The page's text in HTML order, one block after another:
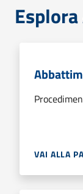
VAI ALLA